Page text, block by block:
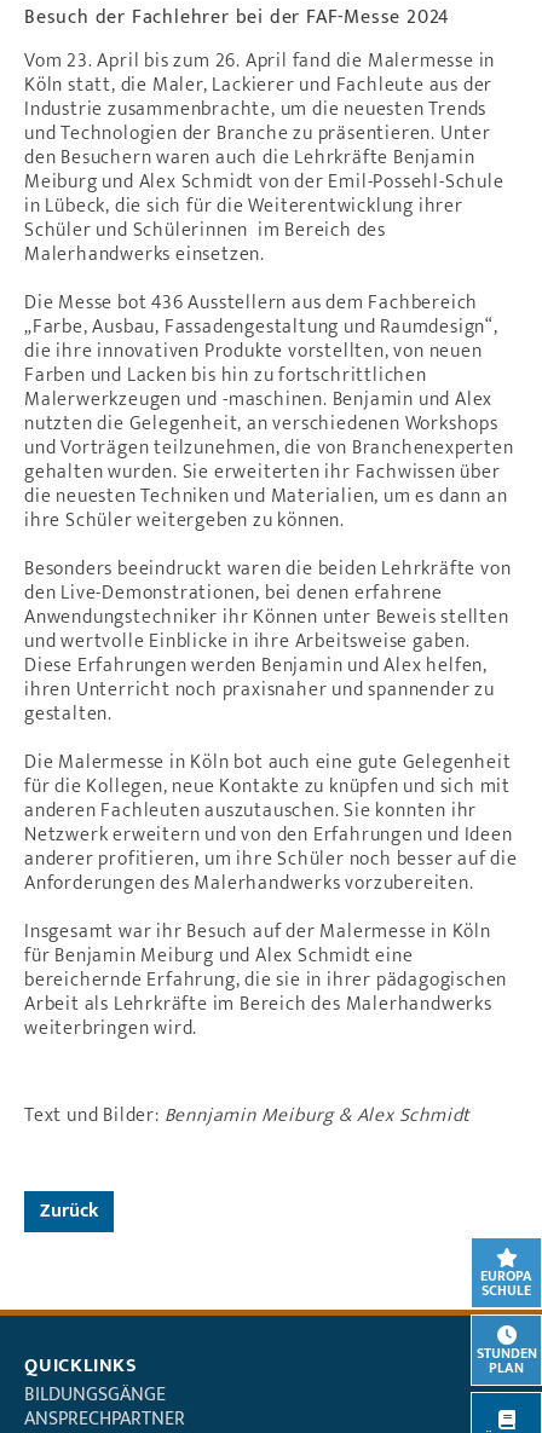
EUROPA
SCHULE
STUNDEN
PLAN
Besuch der Fachlehrer bei der FAF-Messe 2024
Vom 23. April bis zum 26. April fand die Malermesse in
Köln statt, die Maler, Lackierer und Fachleute aus der
Industrie zusammenbrachte, um die neuesten Trends
und Technologien der Branche zu präsentieren. Unter
den Besuchern waren auch die Lehrkräfte Benjamin
Meiburg und Alex Schmidt von der Emil-Possehl-Schule
in Lübeck, die sich für die Weiterentwicklung ihrer
Schüler und Schülerinnen im Bereich des
Malerhandwerks einsetzen.
Die Messe bot 436 Ausstellern aus dem Fachbereich
„Farbe, Ausbau, Fassadengestaltung und Raumdesign“,
die ihre innovativen Produkte vorstellten, von neuen
Farben und Lacken bis hin zu fortschrittlichen
Malerwerkzeugen und -maschinen. Benjamin und Alex
nutzten die Gelegenheit, an verschiedenen Workshops
und Vorträgen teilzunehmen, die von Branchenexperten
gehalten wurden. Sie erweiterten ihr Fachwissen über
die neuesten Techniken und Materialien, um es dann an
ihre Schüler weitergeben zu können.
Besonders beeindruckt waren die beiden Lehrkräfte von
den Live-Demonstrationen, bei denen erfahrene
Anwendungstechniker ihr Können unter Beweis stellten
und wertvolle Einblicke in ihre Arbeitsweise gaben.
Diese Erfahrungen werden Benjamin und Alex helfen,
ihren Unterricht noch praxisnaher und spannender zu
gestalten.
Die Malermesse in Köln bot auch eine gute Gelegenheit
für die Kollegen, neue Kontakte zu knüpfen und sich mit
anderen Fachleuten auszutauschen. Sie konnten ihr
Netzwerk erweitern und von den Erfahrungen und Ideen
anderer profitieren, um ihre Schüler noch besser auf die
Anforderungen des Malerhandwerks vorzubereiten.
Insgesamt war ihr Besuch auf der Malermesse in Köln
für Benjamin Meiburg und Alex Schmidt eine
bereichernde Erfahrung, die sie in ihrer pädagogischen
Arbeit als Lehrkräfte im Bereich des Malerhandwerks
weiterbringen wird.
Text und Bilder: Bennjamin Meiburg &Alex Schmidt
Zurück
QUICKLINKS
BILDUNGSGÄNGE
ANSPRECHPARTNER